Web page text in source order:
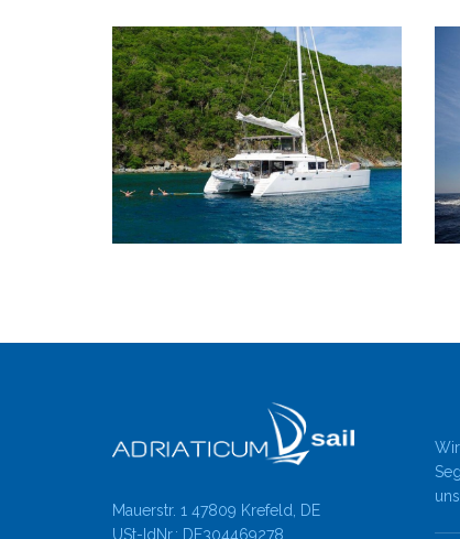
Mauerstr. 1 47809 Krefeld, DE
USt-IdNr.: DE304469278